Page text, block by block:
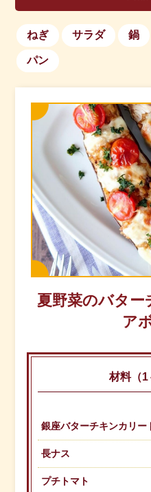
ねぎ サラダ 鍋
パン
夏野菜のバター
ア
材料（1
銀座バターチキンカリー
長ナス
プチトマト